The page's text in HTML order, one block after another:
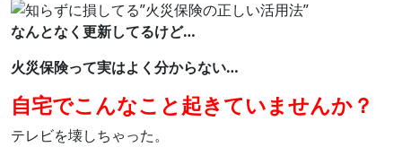
なんとなく更新してるけど…
火災保険って実はよく分からない…
自宅でこんなこと起きていませんか？
テレビを壊しちゃった。